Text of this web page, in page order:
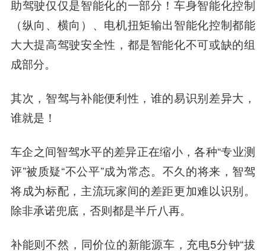
助驾驶仅仅是智能化的一部分！车身智能化控制
（纵向、横向）、电机扭矩输出智能化控制都能
大大提高驾驶安全性，都是智能化不可或缺的组
成部分。
其次，智驾与补能便利性， 谁的易识别差异大，
谁就是！
车企之间智驾水平的差异正在缩小，各种“专业测
评”被质疑“不公平”成为常态。不久的将来，智驾
将成为标配，主流玩家间的差距更加难以识别。
除非承诺兜底，否则都是半斤八再。
补能则不然，同价位的新能源车，充电5分钟“拔